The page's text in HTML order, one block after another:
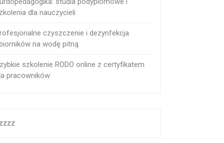
dla nauczycieli
czyszczenie i dezynfekcja
na wodę pitną
szkolenie RODO online z certyfikatem
pracowników